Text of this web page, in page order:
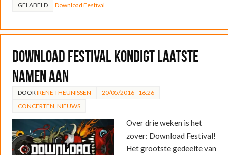
GELABELD Download Festival
Download Festival kondigt laatste
namen aan
DOOR IRENE THEUNISSEN
20/05/2016 - 16:26
CONCERTEN NIEUWS
Over drie weken is het
zover: Download Festival!
Het grootste gedeelte van